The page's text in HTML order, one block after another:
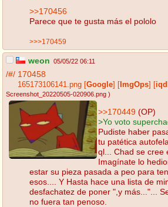
>>170456
Parece que te gusta más el pololo
>>>170459
weon 05/05/22 06:11
/#/ 170458
165173106141.png Google ImgOps
Screenshot_20220505-020906.png )
>>170449 (OP)
>Yo voto
Pudiste haber
tu patética
ql... Chad se cree
Imagínate lo
estar su pieza pasada a peo para
esos.... Y Hasta hace una lista de
desfachatez de poner ",y más..."...
no fuera tan penoso.